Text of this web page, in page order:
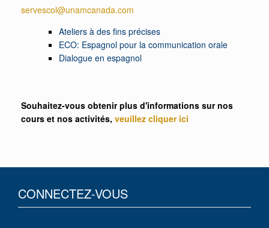
servescol@unamcanada.com
Ateliers à des fins précises
ECO: Espagnol pour la communication orale
Dialogue en espagnol
Souhaitez-vous obtenir plus d'informations sur nos
cours et nos activités, veuillez cliquer ici
CONNECTEZ-VOUS